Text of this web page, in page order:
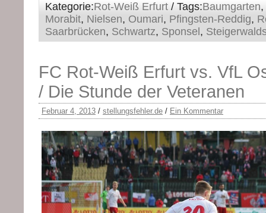
Kategorie:Rot-Weiß Erfurt / Tags:Baumgarten,
Morabit, Nielsen, Oumari, Pfingsten-Reddig,
Saarbrücken, Schwartz, Sponsel ,
FC Rot-Weiß Erfurt vs. VfL
/ Die Stunde der Veteranen
Februar 4, 2013 / stellungsfehler.de / Ein Kommentar